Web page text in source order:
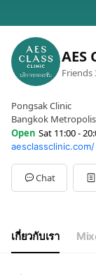
AES
Friends
Pongsak Clinic
Bangkok
Open Sat 11:00 -
Sun11:00 - 20:00
Mon11:00 - 20:00
Tue11:00 - 20:00
Wed11:00 - 20:00
Sat
11:00 - 20:00
โทรติดต่อ Call Center
aesclassclinic.com/
Chat
เกี่ยวกับเรา